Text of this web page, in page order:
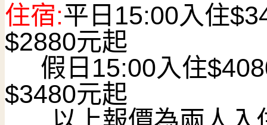
住宿:平日15:00入住
$2880元起
假日15:00入住
$3480元起